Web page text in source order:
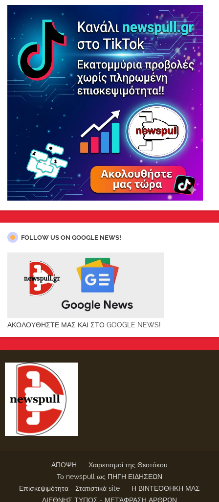
FOLLOW US ON GOOGLE NEWS!
ΑΚΟΛΟYΘΗΣΤΕ ΜΑΣ ΚΑΙ ΣΤΟ GOOGLE NEWS!
ΑΠΟΨΗ
Χαιρετισμοί της Θεοτόκου
Το newspull ως ΠΗΓΗ ΕΙΔΗΣΕΩΝ
Επισκεψιμότητα - Στατιστικά site
Η ΒΙΝΤΕΟΘΗΚΗ ΜΑΣ
ΔΙΕΘΝΗΣ ΤΥΠΟΣ - ΜΕΤΆΦΡΑΣΗ ΑΡΘΡΩΝ